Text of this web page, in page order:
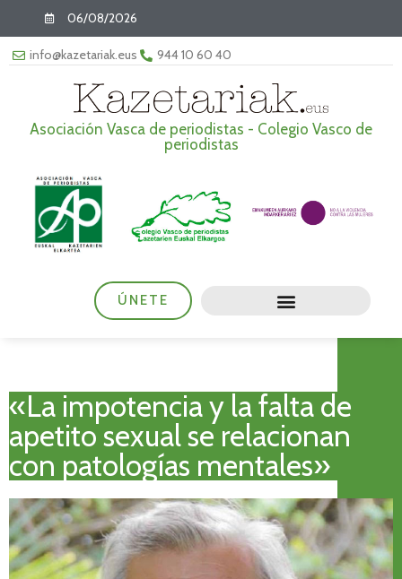
06/08/2026
info@kazetariak.eus 944 10 60 40
Asociación Vasca de periodistas - Colegio Vasco de
periodistas
ÚNETE
«La impotencia y la falta de
apetito sexual se relacionan
con patologías mentales»